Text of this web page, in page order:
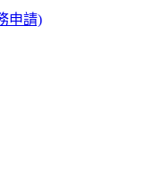
申請)